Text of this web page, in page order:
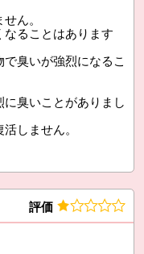
ん。
ることはあります
臭いが強烈になるこ
臭いことがありまし
しません。
評価